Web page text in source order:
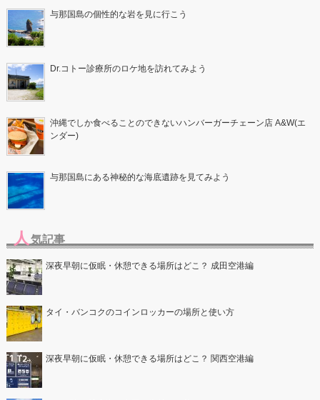
与那国島の個性的な岩を見に行こう
Dr.コトー診療所のロケ地を訪れてみよう
沖縄でしか食べることのできないハンバーガーチェーン店 A&W(エ
ンダー)
与那国島にある神秘的な海底遺跡を見てみよう
人 気記事
深夜早朝に仮眠・休憩できる場所はどこ？ 成田空港編
タイ・バンコクのコインロッカーの場所と使い方
深夜早朝に仮眠・休憩できる場所はどこ？ 関西空港編